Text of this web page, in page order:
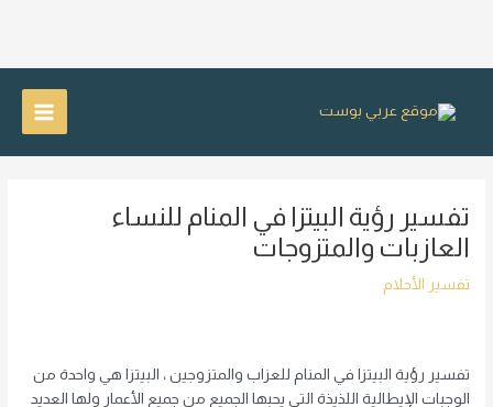
Main
تفسير رؤية البيتزا في المنام للنساء
العازبات والمتزوجات
تفسير الأحلام
تفسير رؤية البيتزا في المنام للعزاب والمتزوجين ، البيتزا هي واحدة من
الوجبات الإيطالية اللذيذة التي يحبها الجميع من جميع الأعمار ولها العديد